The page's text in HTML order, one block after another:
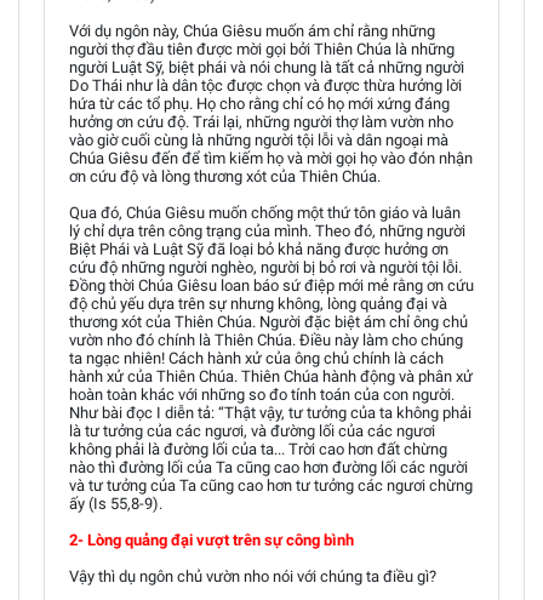
Với dụ ngôn này, Chúa Giêsu muốn ám chỉ rằng những
người thợ đầu tiên được mời gọi bởi Thiên Chúa là những
người Luật Sỹ, biệt phái và nói chung là tất cả những người
Do Thái như là dân tộc được chọn và được thừa hưởng lời
hứa từ các tổ phụ. Họ cho rằng chỉ có họ mới xứng đáng
hưởng ơn cứu độ. Trái lại, những người thợ làm vườn nho
vào giờ cuối cùng là những người tội lỗi và dân ngoại mà
Chúa Giêsu đến để tìm kiếm họ và mời gọi họ vào đón nhận
ơn cứu độ và lòng thương xót của Thiên Chúa.
Qua đó, Chúa Giêsu muốn chống một thứ tôn giáo và luân
lý chỉ dựa trên công trạng của mình. Theo đó, những người
Biệt Phái và Luật Sỹ đã loại bỏ khả năng được hưởng ơn
cứu độ những người nghèo, người bị bỏ rơi và người tội lỗi.
Đồng thời Chúa Giêsu loan báo sứ điệp mới mẻ rằng ơn cứu
độ chủ yếu dựa trên sự nhưng không, lòng quảng đại và
thương xót của Thiên Chúa. Người đặc biệt ám chỉ ông chủ
vườn nho đó chính là Thiên Chúa. Điều này làm cho chúng
ta ngạc nhiên! Cách hành xử của ông chủ chính là cách
hành xử của Thiên Chúa. Thiên Chúa hành động và phân xử
hoàn toàn khác với những so đo tính toán của con người.
Như bài đọc I diễn tả: “Thật vậy, tư tưởng của ta không phải
là tư tưởng của các ngươi, và đường lối của các ngươi
không phải là đường lối của ta... Trời cao hơn đất chừng
nào thì đường lối của Ta cũng cao hơn đường lối các người
và tư tưởng của Ta cũng cao hơn tư tưởng các ngươi chừng
ấy (Is 55,8-9).
2- Lòng quảng đại vượt trên sự công bình
Vậy thì dụ ngôn chủ vườn nho nói với chúng ta điều gì?